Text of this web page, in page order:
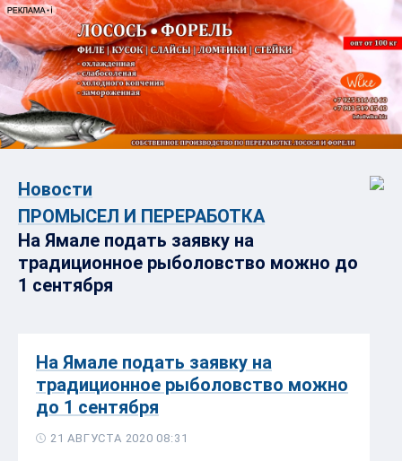
Новости
ПРОМЫСЕЛ И ПЕРЕРАБОТКА
На Ямале подать заявку на
традиционное рыболовство можно до
1 сентября
На Ямале подать заявку на
традиционное рыболовство можно
до 1 сентября
21 АВГУСТА 2020 08:31